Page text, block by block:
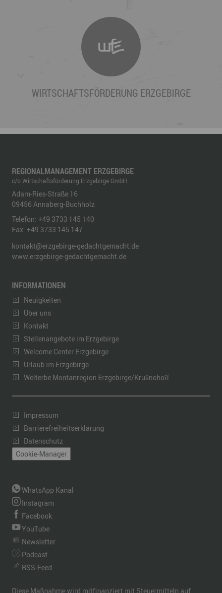
WIRTSCHAFTSFÖRDERUNG ERZGEBIRGE
REGIONALMANAGEMENT ERZGEBIRGE
c/o Wirtschaftsförderung Erzgebirge GmbH
Adam-Ries-Straße 16
09456 Annaberg-Buchholz
Telefon: +49 3733 145 140
Fax: +49 3733 145 147
kontakt@erzgebirge-gedachtgemacht.de
www.erzgebirge-gedachtgemacht.de
INFORMATIONEN
Neuigkeiten
Über uns
Kontakt
Stellenangebote im Erzgebirge
Welcome Center Erzgebirge
Urlaub im Erzgebirge
Welterbe Montanregion Erzgebirge/Krušnohoří
Impressum
Barrierefreiheitserklärung
Datenschutz
Cookie-Manager
WhatsApp Kanal
Instagram
Facebook
YouTube
Newsletter
Podcast
RSS-Feed
Diese Maßnahme wird mitfinanziert mit Steuermitteln auf